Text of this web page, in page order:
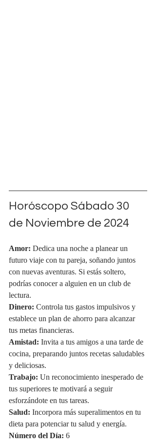
Horóscopo Sábado 30
de Noviembre de 2024
Amor: Dedica una noche a planear un
futuro viaje con tu pareja, soñando juntos
con nuevas aventuras. Si estás soltero,
podrías conocer a alguien en un club de
lectura.
Dinero: Controla tus gastos impulsivos y
establece un plan de ahorro para alcanzar
tus metas financieras.
Amistad: Invita a tus amigos a una tarde de
cocina, preparando juntos recetas saludables
y deliciosas.
Trabajo: Un reconocimiento inesperado de
tus superiores te motivará a seguir
esforzándote en tus tareas.
Salud: Incorpora más superalimentos en tu
dieta para potenciar tu salud y energía.
Número del Día: 6